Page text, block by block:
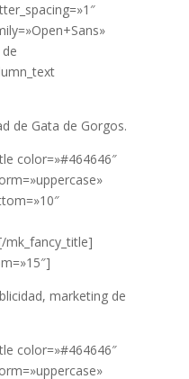
de Gata de Gorgos.
color=»#464646″
mk_fancy_title]
marketing de
color=»#464646″